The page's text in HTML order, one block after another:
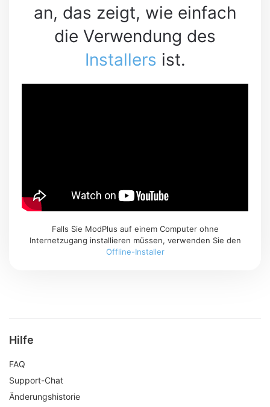
an, das zeigt, wie einfach
die Verwendung des
Installers ist.
Falls Sie ModPlus auf einem Computer ohne
Internetzugang installieren müssen, verwenden Sie den
Offline-Installer
Hilfe
FAQ
Support-Chat
Änderungshistorie